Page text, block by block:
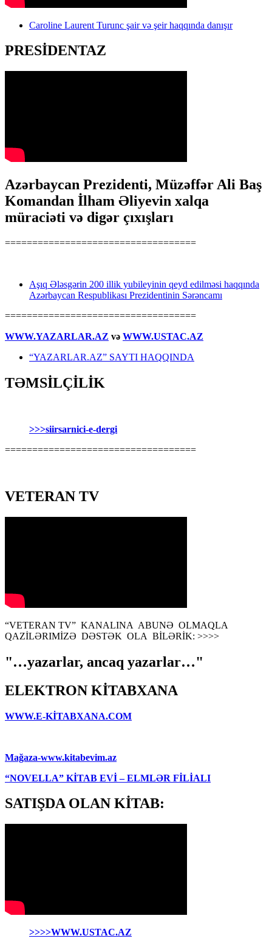
Caroline Laurent Turunc şair və şeir haqqında danışır
PRESİDENTAZ
Azərbaycan Prezidenti, Müzəffər Ali Baş
Komandan İlham Əliyevin xalqa
müraciəti və digər çıxışları
===================================
Aşıq Ələsgərin 200 illik yubileyinin qeyd edilməsi haqqında
Azərbaycan Respublikası Prezidentinin Sərəncamı
===================================
WWW.YAZARLAR.AZ və WWW.USTAC.AZ
“YAZARLAR.AZ” SAYTI HAQQINDA
TƏMSİLÇİLİK
>>>siirsarnici-e-dergi
===================================
VETERAN TV
“VETERAN TV” KANALINA ABUNƏ OLMAQLA
QAZİLƏRIMİZƏ DƏSTƏK OLA BİLƏRİK: >>>>
"…yazarlar, ancaq yazarlar…"
ELEKTRON KİTABXANA
WWW.E-KİTABXANA.COM
Mağaza-www.kitabevim.az
“NOVELLA” KİTAB EVİ – ELMLƏR FİLİALI
SATIŞDA OLAN KİTAB:
>>>>WWW.USTAC.AZ